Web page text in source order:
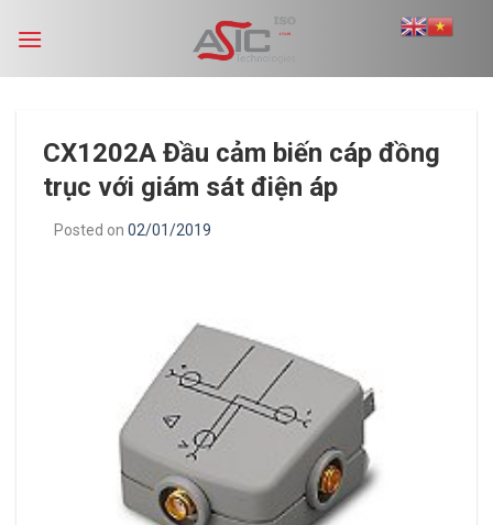
CX1202A Đầu cảm biến cáp đồng
trục với giám sát điện áp
Posted on 02/01/2019